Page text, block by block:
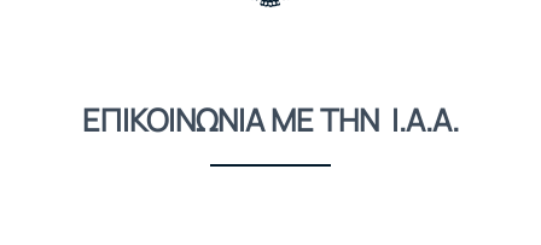
ΕΠΙΚΟΙΝΩΝΙΑ ΜΕ ΤΗΝ Ι.Α.Α.